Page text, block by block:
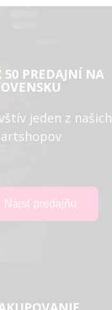
50 PREDAJNÍ NA
jeden z našich